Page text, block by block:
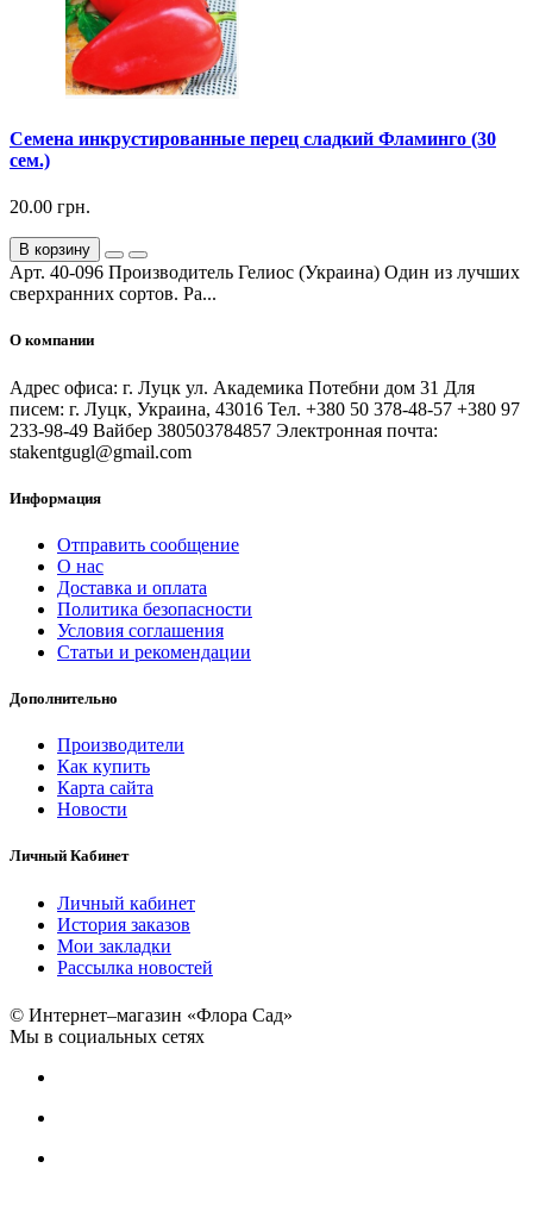
Семена инкрустированные перец сладкий Фламинго (30
сем.)
20.00 грн.
В корзину
Арт. 40-096 Производитель Гелиос (Украина) Один из лучших
сверхранних сортов. Ра...
О компании
Адрес офиса: г. Луцк ул. Академика Потебни дом 31 Для
писем: г. Луцк, Украина, 43016 Тел. +380 50 378-48-57 +380 97
233-98-49 Вайбер 380503784857 Электронная почта:
stakentgugl@gmail.com
Информация
Отправить сообщение
О нас
Доставка и оплата
Политика безопасности
Условия соглашения
Статьи и рекомендации
Дополнительно
Производители
Как купить
Карта сайта
Новости
Личный Кабинет
Личный кабинет
История заказов
Мои закладки
Рассылка новостей
© Интернет–магазин «Флора Сад»
Мы в социальных сетях